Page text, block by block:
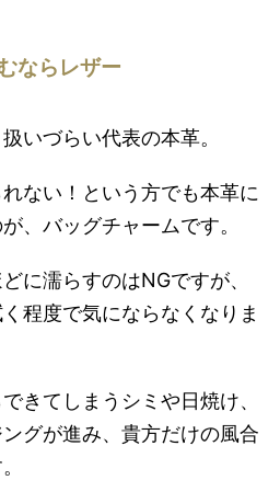
ならレザー
いづらい代表の本革。
ない！という方でも本革に
、バッグチャームです。
に濡らすのはNGですが、
程度で気にならなくなりま
きてしまうシミや日焼け、
グが進み、貴方だけの風合